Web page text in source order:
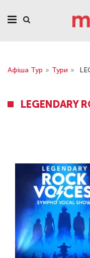
Афіша Тур » Тури »
LEGENDARY